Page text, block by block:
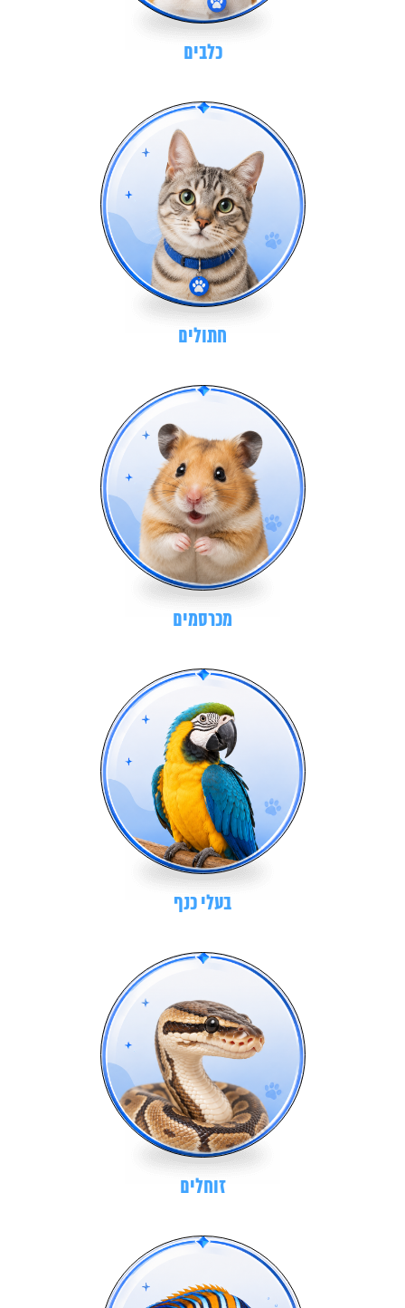
כלבים
חתולים
מכרסמים
בעלי כנף
זוחלים